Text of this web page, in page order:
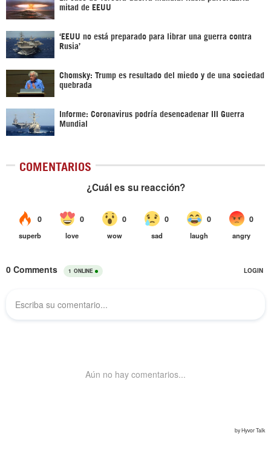
mitad de EEUU
‘EEUU no está preparado para librar una guerra contra
Rusia’
Chomsky: Trump es resultado del miedo y de una sociedad
quebrada
Informe: Coronavirus podría desencadenar III Guerra
Mundial
COMENTARIOS